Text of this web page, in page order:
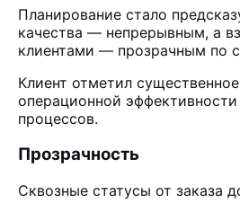
Планирование стало
качества — непрерывным, а
клиентами — прозрачным по
Клиент отметил
операционной
процессов.
Прозрачность
Сквозные статусы от заказа